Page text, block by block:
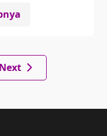
Next